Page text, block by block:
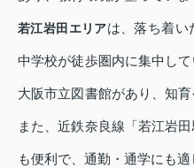
若江岩田エリアは、落ち着い
中学校が徒歩圏内に集中し
大阪市立図書館があり、知
また、近鉄奈良線「若江岩
も便利で、通勤・通学にも適